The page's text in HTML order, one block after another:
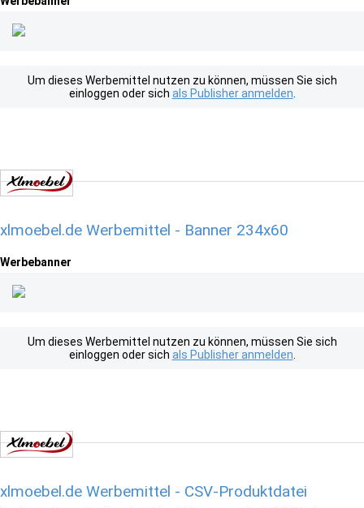
Um dieses Werbemittel nutzen zu können, müssen Sie sich
einloggen oder sich als Publisher anmelden
xlmoebel.de Werbemittel - Banner 234x60
Werbebanner
Um dieses Werbemittel nutzen zu können, müssen Sie sich
einloggen oder sich als Publisher anmelden
xlmoebel.de Werbemittel - CSV-Produktdatei